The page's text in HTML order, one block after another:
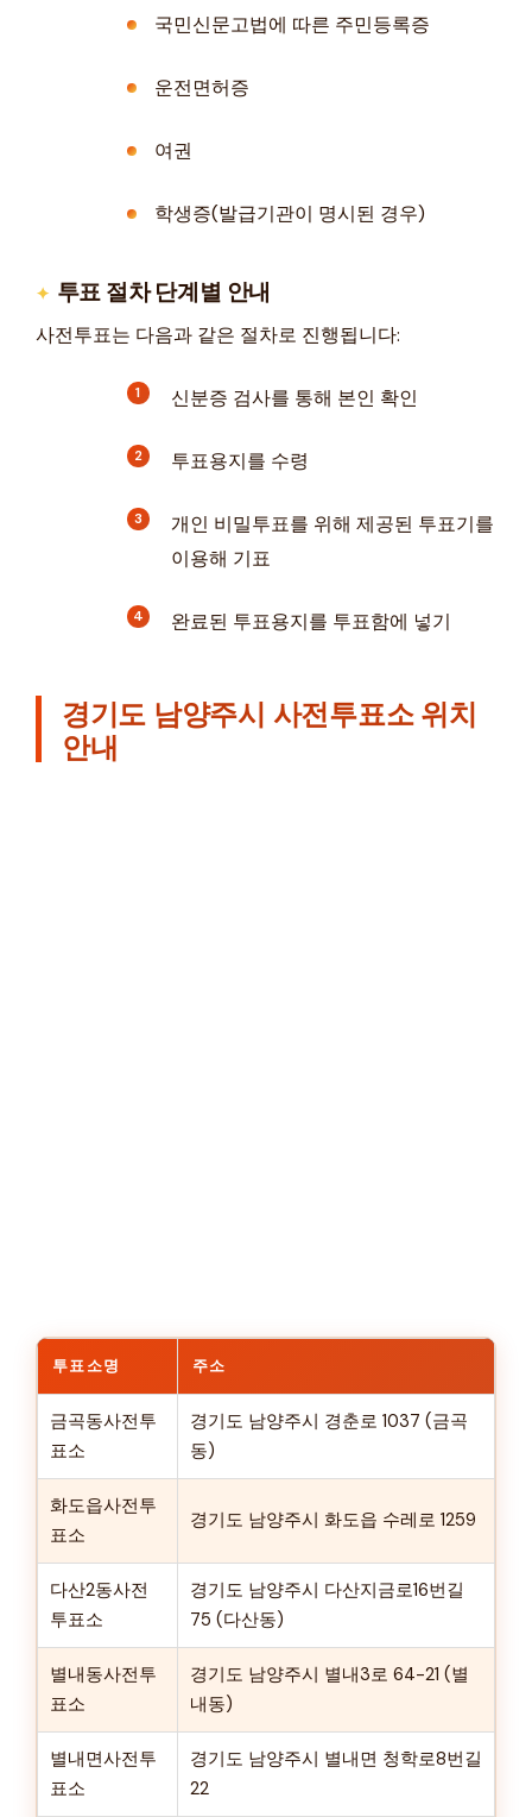
국민신문고법에 따른 주민등록증
운전면허증
여권
학생증(발급기관이 명시된 경우)
투표 절차 단계별 안내
사전투표는 다음과 같은 절차로 진행됩니다:
신분증 검사를 통해 본인 확인
투표용지를 수령
개인 비밀투표를 위해 제공된 투표기를
이용해 기표
완료된 투표용지를 투표함에 넣기
경기도 남양주시 사전투표소 위치
안내
투표소명 주소
금곡동사전투
표소
경기도 남양주시 경춘로 1037 (금곡
동)
화도읍사전투
표소
경기도 남양주시 화도읍 수레로 1259
다산2동사전
투표소
경기도 남양주시 다산지금로16번길
75 (다산동)
별내동사전투
표소
경기도 남양주시 별내3로 64-21 (별
내동)
별내면사전투
표소
경기도 남양주시 별내면 청학로8번길
22